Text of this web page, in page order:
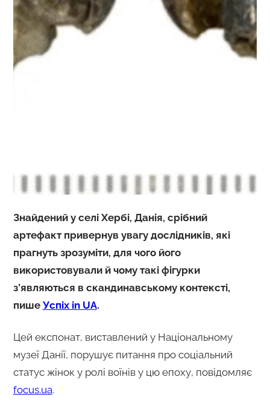
Знайдений у селі Хербі, Данія, срібний
артефакт привернув увагу дослідників, які
прагнуть зрозуміти, для чого його
використовували й чому такі фігурки
з’являються в скандинавському контексті,
пише Успіх in UA.
Цей експонат, виставлений у Національному
музеї Данії, порушує питання про соціальний
статус жінок у ролі воїнів у цю епоху, повідомляє
focus.ua.